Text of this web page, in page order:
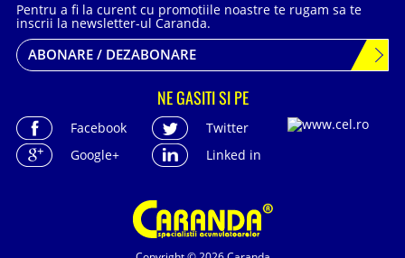
Pentru a fi la curent cu promotiile noastre te rugam sa te
inscrii la newsletter-ul Caranda.
ABONARE / DEZABONARE
NE GASITI SI PE
Facebook
Twitter
Google+
Linked in